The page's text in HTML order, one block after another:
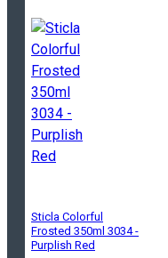
Sticla Colorful
Frosted 350ml 3034 -
Purplish Red